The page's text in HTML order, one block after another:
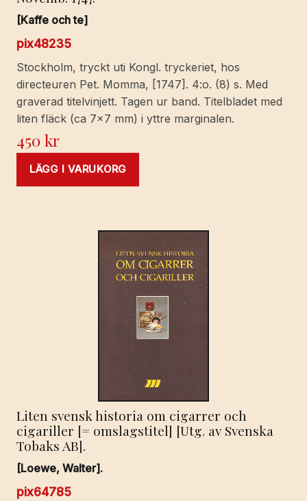
[Kaffe och te]
pix48235
Stockholm, tryckt uti Kongl. tryckeriet, hos
directeuren Pet. Momma, [1747]. 4:o. (8) s. Med
graverad titelvinjett. Tagen ur band. Titelbladet med
liten fläck (ca 7x7 mm) i yttre marginalen.
450kr
LÄGG I VARUKORG
Liten svensk historia om cigarrer och
cigariller [= omslagstitel] [Utg. av Svenska
Tobaks AB].
[Loewe, Walter].
pix64785